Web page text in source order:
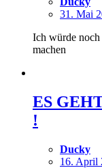
31. Mai
Ich würde noch
machen
ES
!
Ducky
16. April